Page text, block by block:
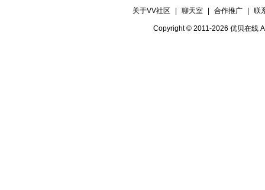
关于VV社区 聊天室 合作推广 联
Copyright © 2011-2026 优贝在线